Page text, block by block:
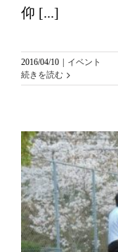
仰 [...]
2016/04/10 | イベント
続きを読む